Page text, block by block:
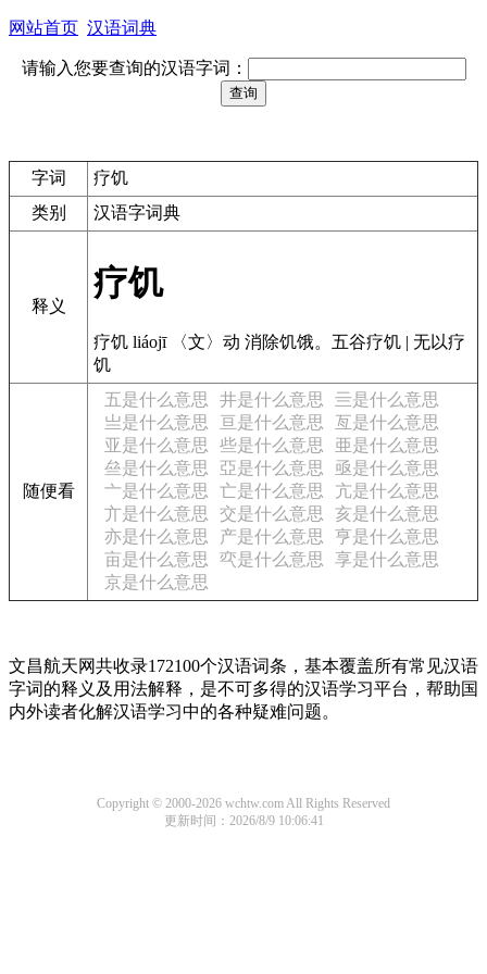
网站首页 汉语词典
请输入您要查询的汉语字词：
字词
疗饥
类别
汉语字词典
释义
疗饥
疗饥 liáojī 〈文〉动 消除饥饿。五谷疗饥 | 无以疗
饥
随便看
五是什么意思 井是什么意思
亖是什么意思
亗是什么意思
亘是什么意思
亙是什么意思
亚是什么意思
些是什么意思
亜是什么意思
亝是什么意思
亞是什么意思
亟是什么意思
亠是什么意思
亡是什么意思
亢是什么意思
亣是什么意思
交是什么意思
亥是什么意思
亦是什么意思
产是什么意思
亨是什么意思
亩是什么意思
亪是什么意思
享是什么意思
京是什么意思
文昌航天网共收录172100个汉语词条，基本覆盖所有常见汉语
字词的释义及用法解释，是不可多得的汉语学习平台，帮助国
内外读者化解汉语学习中的各种疑难问题。
Copyright © 2000-2026 wchtw.com All Rights Reserved
更新时间：2026/8/9 10:06:41